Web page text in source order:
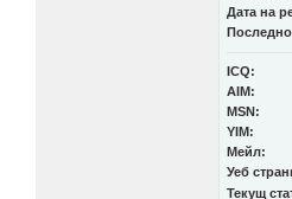
Дата на
ICQ:
AIM:
MSN:
YIM:
Мейл:
Уеб
Текущ